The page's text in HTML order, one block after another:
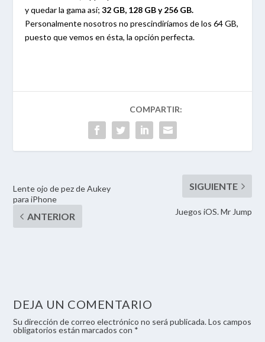
y quedar la gama así;32 GB, 128 GB y 256 GB.
Personalmente nosotros no prescindiríamos de los 64 GB,
puesto que vemos en ésta, la opción perfecta.
Lente ojo de pez de Aukey
para iPhone
Juegos iOS. Mr Jump
DEJA UN COMENTARIO
Su dirección de correo electrónico no será publicada. Los campos
obligatorios están marcados con *